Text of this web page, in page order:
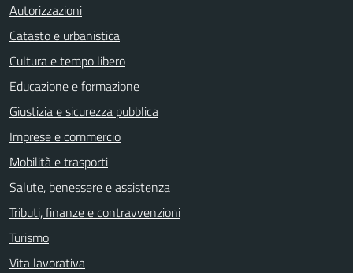
Autorizzazioni
Catasto e urbanistica
Cultura e tempo libero
Educazione e formazione
Giustizia e sicurezza pubblica
Imprese e commercio
Mobilità e trasporti
Salute, benessere e assistenza
Tributi, finanze e contravvenzioni
Turismo
Vita lavorativa